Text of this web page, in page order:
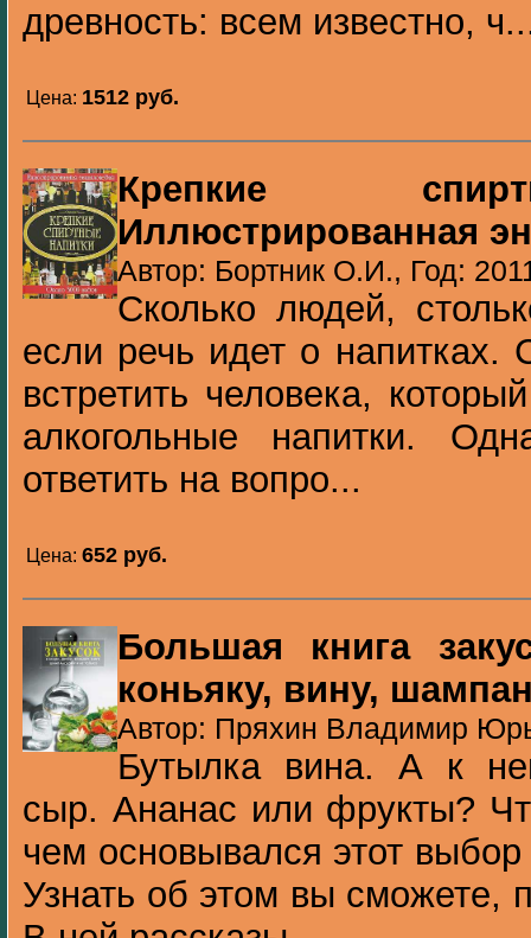
древность: всем известно,
Цена: 1512 pуб.
Крепкие
Иллюстрированная
Автор: Бортник О.И., Год:
Сколько людей,
если речь идет о
встретить человека,
алкогольные напитки.
ответить на вопро...
Цена: 652 pуб.
Большая книга
коньяку, вину,
Автор: Пряхин Владимир
Бутылка вина. А к
сыр. Ананас или фрукты?
чем основывался этот
Узнать об этом вы сможете,